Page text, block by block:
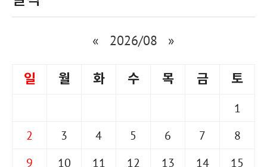
« 2026/08 »
일 월 화 수 목 금 토
1
2
3 4 5 6 7
8
9
10 11 12 13 14
15